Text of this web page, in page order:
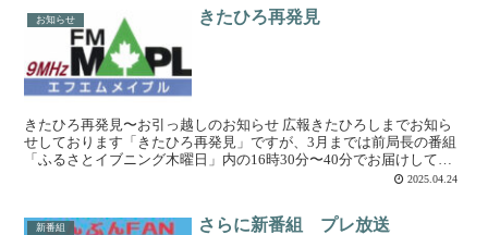
お知らせ きたひろ再発見
きたひろ再発見〜お引っ越しのお知らせ 広報きたひろしまでお知ら
せしております「きたひろ再発見」ですが、3月までは前局長の番組
「ふるさとイブニング木曜日」内の16時30分〜40分でお届けしてお
2025.04.24
新番組 さらに新番組 プレ放送